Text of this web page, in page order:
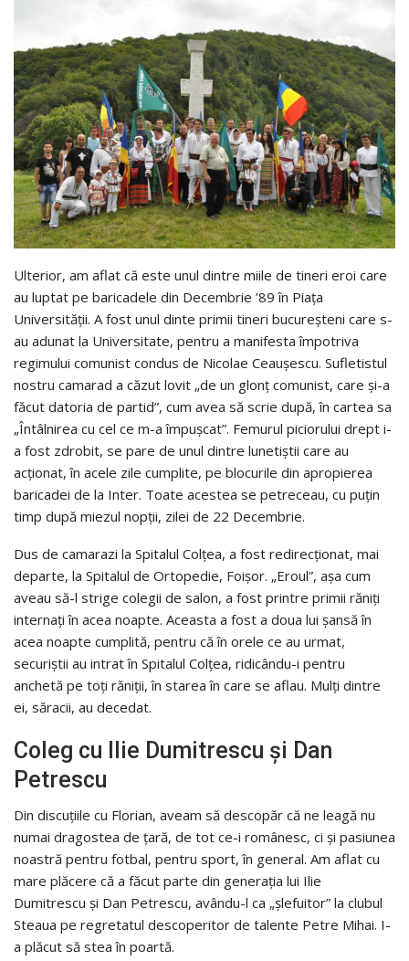
Ulterior, am aflat că este unul dintre miile de tineri eroi care
au luptat pe baricadele din Decembrie ’89 în Piața
Universității. A fost unul dinte primii tineri bucureșteni care s-
au adunat la Universitate, pentru a manifesta împotriva
regimului comunist condus de Nicolae Ceaușescu. Sufletistul
nostru camarad a căzut lovit „de un glonț comunist, care și-a
făcut datoria de partid”, cum avea să scrie după, în cartea sa
„Întâlnirea cu cel ce m-a împușcat”. Femurul piciorului drept i-
a fost zdrobit, se pare de unul dintre lunetiștii care au
acționat, în acele zile cumplite, pe blocurile din apropierea
baricadei de la Inter. Toate acestea se petreceau, cu puțin
timp după miezul nopții, zilei de 22 Decembrie.
Dus de camarazi la Spitalul Colțea, a fost redirecționat, mai
departe, la Spitalul de Ortopedie, Foișor. „Eroul”, așa cum
aveau să-l strige colegii de salon, a fost printre primii răniți
internați în acea noapte. Aceasta a fost a doua lui șansă în
acea noapte cumplită, pentru că în orele ce au urmat,
securiștii au intrat în Spitalul Colțea, ridicându-i pentru
anchetă pe toți răniții, în starea în care se aflau. Mulți dintre
ei, săracii, au decedat.
Coleg cu Ilie Dumitrescu și Dan
Petrescu
Din discuțiile cu Florian, aveam să descopăr că ne leagă nu
numai dragostea de țară, de tot ce-i românesc, ci și pasiunea
noastră pentru fotbal, pentru sport, în general. Am aflat cu
mare plăcere că a făcut parte din generația lui Ilie
Dumitrescu și Dan Petrescu, avându-l ca „șlefuitor” la clubul
Steaua pe regretatul descoperitor de talente Petre Mihai. I-
a plăcut să stea în poartă.